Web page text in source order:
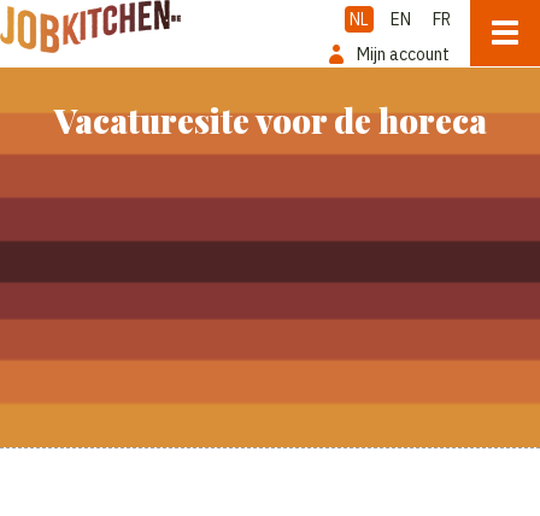
NL EN
FR
Mijn account
Vacaturesite voor de horeca